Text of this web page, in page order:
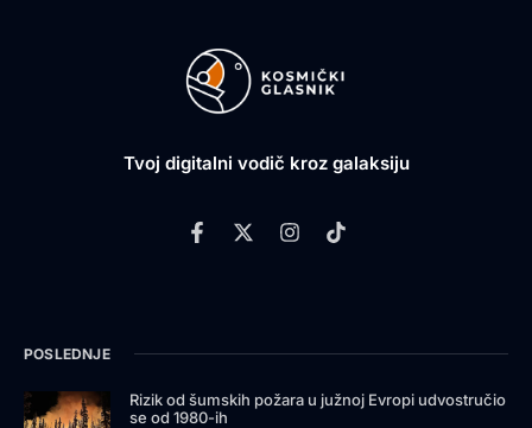
Tvoj digitalni vodič kroz galaksiju
POSLEDNJE
Rizik od šumskih požara u južnoj Evropi udvostručio
se od 1980-ih